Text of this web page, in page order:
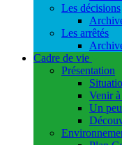
Les décisions
Les arrêtés
Cadre de vie
Présentation
Venir
Un